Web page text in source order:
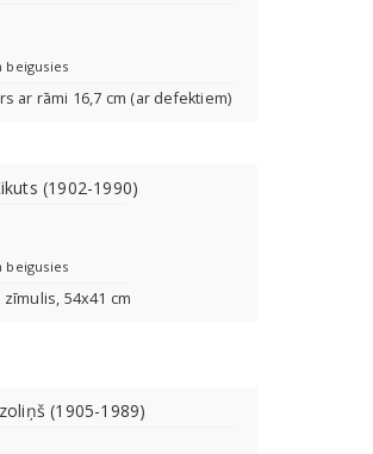
beigusies
ar rāmi 16,7 cm (ar defektiem)
(1902-1990)
beigusies
54x41 cm
(1905-1989)